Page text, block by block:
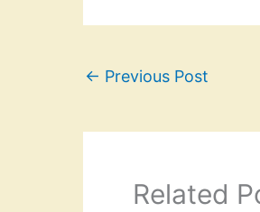
← Previous Post
Related